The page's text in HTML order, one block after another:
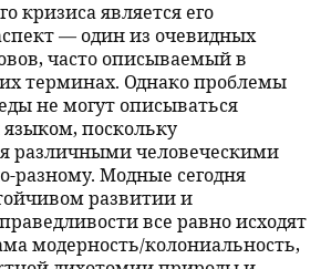
кризиса является его
— один из очевидных
часто описываемый в
терминах. Однако проблемы
не могут описываться
поскольку
различными человеческими
разному. Модные сегодня
развитии и
все равно исходят
модерность/колониальность,